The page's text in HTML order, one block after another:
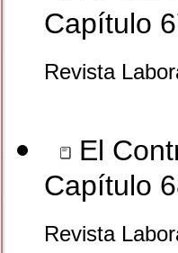
Capítulo
Revista
El
Capítulo
Revista